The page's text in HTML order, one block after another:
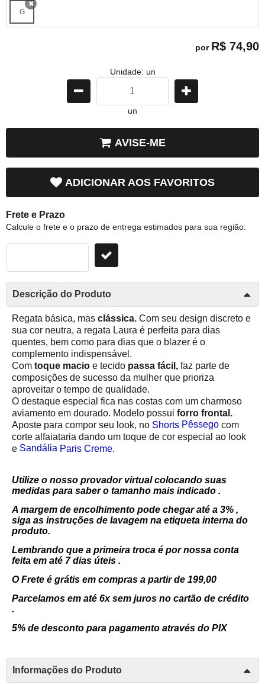
G
por R$ 74,90
Unidade: un
un
AVISE-ME
ADICIONAR AOS FAVORITOS
Frete e Prazo
Calcule o frete e o prazo de entrega estimados para sua região:
Descrição do Produto
Regata básica, mas clássica. Com seu design discreto e
sua cor neutra, a regata Laura é perfeita para dias
quentes, bem como para dias que o blazer é o
complemento indispensável.
Com toque macio e tecido passa fácil, faz parte de
composições de sucesso da mulher que prioriza
aproveitar o tempo de qualidade.
O destaque especial fica nas costas com um charmoso
aviamento em dourado. Modelo possui forro frontal.
Aposte para compor seu look, no Shorts Pêssego com
corte alfaiataria dando um toque de cor especial ao look
e Sandália Paris Creme.
Utilize o nosso provador virtual colocando suas
medidas para saber o tamanho mais indicado .
A margem de encolhimento pode chegar até a 3% ,
siga as instruções de lavagem na etiqueta interna do
produto.
Lembrando que a primeira troca é por nossa conta
feita em até 7 dias úteis .
O Frete é grátis em compras a partir de 199,00
Parcelamos em até 6x sem juros no cartão de crédito
.
5% de desconto para pagamento através do PIX
Informações do Produto